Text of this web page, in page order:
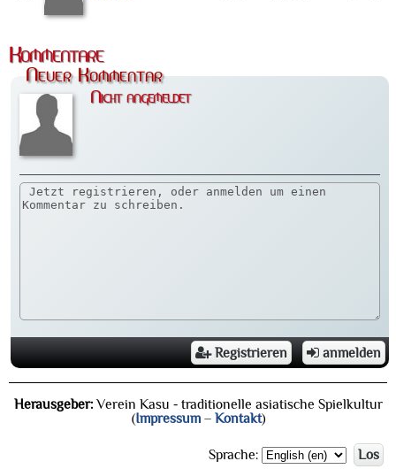
Kommentare
Neuer Kommentar
Nicht angemeldet
Registrieren anmelden
Herausgeber:Verein Kasu - traditionelle asiatische Spielkultur
(Impressum– Kontakt)
Sprache: Los